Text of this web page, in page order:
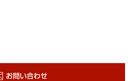
お問い合わせ